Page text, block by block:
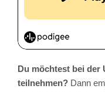
Du möchtest bei der
teilnehmen? Dann